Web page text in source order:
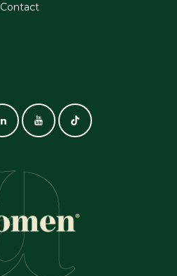
Cont​act